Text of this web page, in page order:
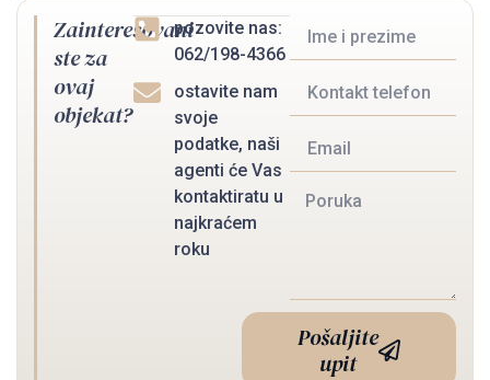
Zainteresovani
ste za
ovaj
objekat?
pozovite nas:
062/198-4366
ostavite nam
svoje
podatke, naši
agenti će Vas
kontaktiratu u
najkraćem
roku
Pošaljite
upit